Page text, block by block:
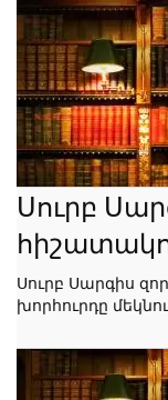
Սուրբ
Սուրբ Սարգիս
խորհուրդը